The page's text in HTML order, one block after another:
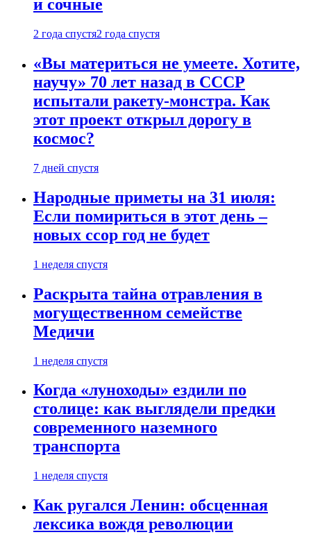
и сочные
2 года спустя2 года спустя
«Вы материться не умеете. Хотите,
научу» 70 лет назад в СССР
испытали ракету-монстра. Как
этот проект открыл дорогу в
космос?
7 дней спустя
Народные приметы на 31 июля:
Если помириться в этот день –
новых ссор год не будет
1 неделя спустя
Раскрыта тайна отравления в
могущественном семействе
Медичи
1 неделя спустя
Когда «луноходы» ездили по
столице: как выглядели предки
современного наземного
транспорта
1 неделя спустя
Как ругался Ленин: обсценная
лексика вождя революции